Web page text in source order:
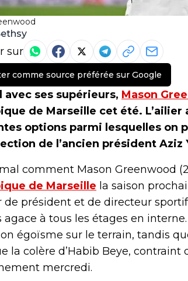
sur
comme source préférée sur Google
avec ses supérieurs, Mason
de Marseille cet été.
options parmi lesquelles on
de l’ancien président Aziz
comment Mason Greenwood
de Marseille la saison
de président et de directeur
agace à tous les étages en
égoïsme sur le terrain, tandis
la colère d’Habib Beye, contraint
mercredi.